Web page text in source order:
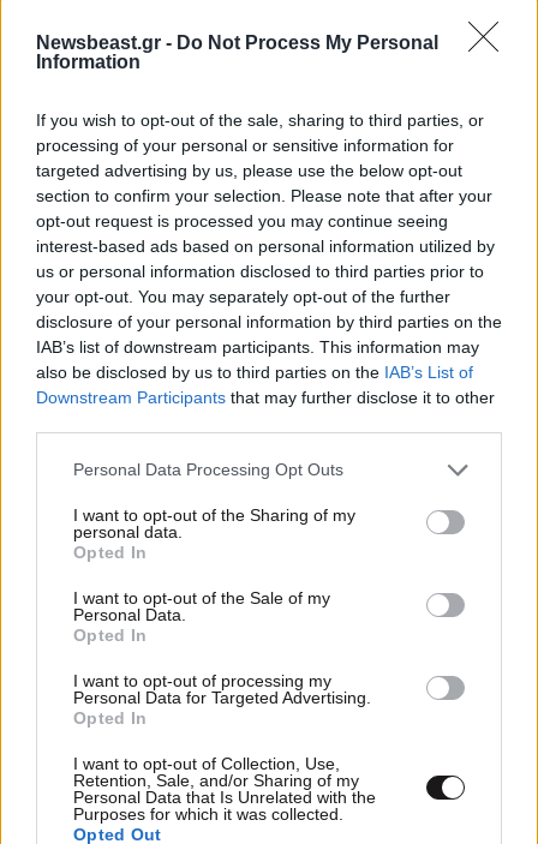
Newsbeast.gr - Do Not Process My Personal
Information
If you wish to opt-out of the sale, sharing to third parties, or
processing of your personal or sensitive information for
targeted advertising by us, please use the below opt-out
section to confirm your selection. Please note that after your
opt-out request is processed you may continue seeing
interest-based ads based on personal information utilized by
us or personal information disclosed to third parties prior to
your opt-out. You may separately opt-out of the further
disclosure of your personal information by third parties on the
IAB’s list of downstream participants. This information may
also be disclosed by us to third parties on the IAB’s List of
Downstream Participants that may further disclose it to other
Please note that this website/app uses one or more Google
not limited to your visit or usage behaviour. You may click to
grant or deny consent to Google and its third-party tags to
use your data for below specified purposes in below Google
consent section.
Personal Data Processing Opt Outs
I want to opt-out of the Sharing of my
personal data.
Opted In
I want to opt-out of the Sale of my
Personal Data.
Opted In
I want to opt-out of processing my
Personal Data for Targeted Advertising.
Opted In
I want to opt-out of Collection, Use,
Retention, Sale, and/or Sharing of my
Personal Data that Is Unrelated with the
Purposes for which it was collected.
Opted Out
26·05·2026 11:10
«Οι πιο φοβισμένοι άφοβοι σε κλαίνε, ωραία μου κυρία»
21·05·2026 14:40
Στο στόχαστρο Meta, TikTok και Google για αποτυχία
προστασίας από online απάτες – Καταγγελία ενώσεων
καταναλωτών